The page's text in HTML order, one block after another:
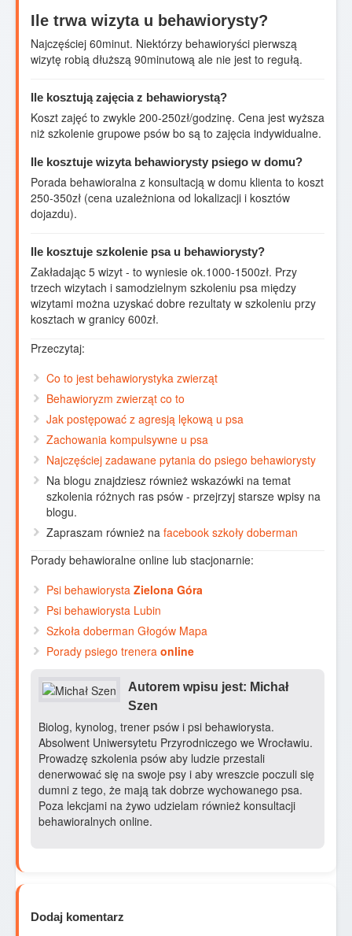
Ile trwa wizyta u behawiorysty?
Najczęściej 60minut. Niektórzy behawioryści pierwszą
wizytę robią dłuższą 90minutową ale nie jest to regułą.
Ile kosztują zajęcia z behawiorystą?
Koszt zajęć to zwykle 200-250zł/godzinę. Cena jest wyższa
niż szkolenie grupowe psów bo są to zajęcia indywidualne.
Ile kosztuje wizyta behawiorysty psiego w domu?
Porada behawioralna z konsultacją w domu klienta to koszt
250-350zł (cena uzależniona od lokalizacji i kosztów
dojazdu).
Ile kosztuje szkolenie psa u behawiorysty?
Zakładając 5 wizyt - to wyniesie ok.1000-1500zł. Przy
trzech wizytach i samodzielnym szkoleniu psa między
wizytami można uzyskać dobre rezultaty w szkoleniu przy
kosztach w granicy 600zł.
Przeczytaj:
Co to jest behawiorystyka zwierząt
Behawioryzm zwierząt co to
Jak postępować z agresją lękową u psa
Zachowania kompulsywne u psa
Najczęściej zadawane pytania do psiego behawiorysty
Na blogu znajdziesz również wskazówki na temat
szkolenia różnych ras psów - przejrzyj starsze wpisy na
blogu.
Zapraszam również na facebook szkoły doberman
Porady behawioralne online lub stacjonarnie:
Psi behawiorysta Zielona Góra
Psi behawiorysta Lubin
Szkoła doberman Głogów Mapa
Porady psiego trenera online
Autorem wpisu jest: Michał
Szen
Biolog, kynolog, trener psów i psi behawiorysta.
Absolwent Uniwersytetu Przyrodniczego we Wrocławiu.
Prowadzę szkolenia psów aby ludzie przestali
denerwować się na swoje psy i aby wreszcie poczuli się
dumni z tego, że mają tak dobrze wychowanego psa.
Poza lekcjami na żywo udzielam również konsultacji
behawioralnych online.
Dodaj komentarz